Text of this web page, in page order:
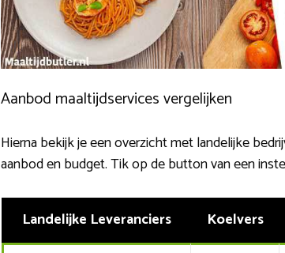
Aanbod maaltijdservices vergelijken
Hierna bekijk je een overzicht met landelijke
aanbod en budget. Tik op de button van een
Landelijke Leveranciers Koelvers